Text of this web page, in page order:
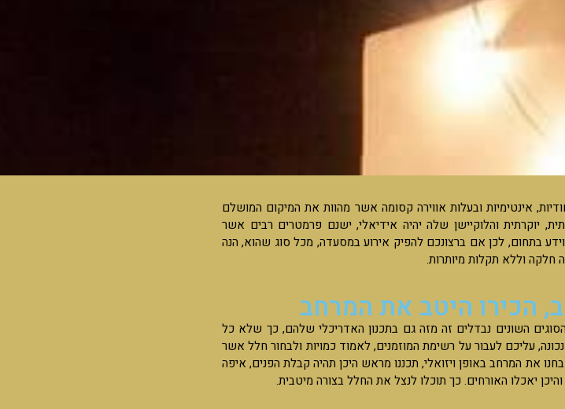
אינטימיות ובעלות אווירה קסומה אשר מהוות את המיקום המושלם
יוקרתית והלוקיישן שלה יהיה אידיאלי, ישנם פרמטרים רבים אשר
וידע בתחום, לכן אם ברצונכם להפיק אירוע במסעדה, מכל סוג שהוא, הנה
חלקה וללא תקלות מיותרות.
הכירו היטב את המרחב
השונים נבדלים זה מזה גם בתכנון האדריכלי שלהם, כך שלא כל
עליכם לעבור על רשימת המוזמנים, לאמוד כמויות ולבחור חלל אשר
את המרחב באופן ויזואלי, תכננו מראש היכן תהיה קבלת הפנים, איפה
והיכן יאכלו האורחים. כך תוכלו לנצל את החלל בצורה מיטבית.